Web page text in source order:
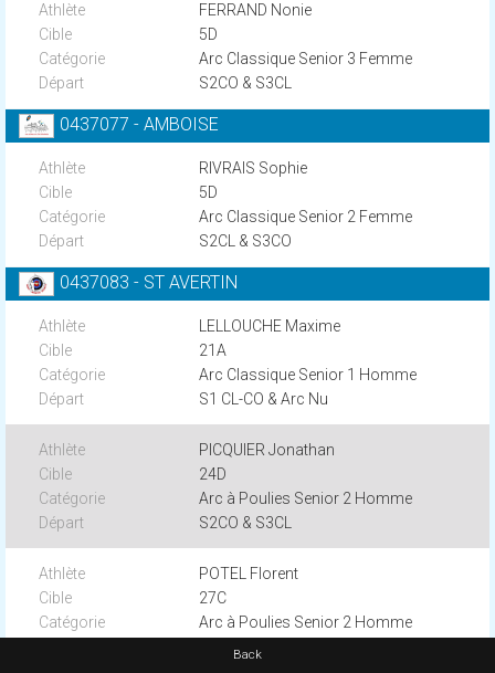
FERRAND Nonie
5D
Arc Classique Senior 3 Femme
S2CO & S3CL
0437077 - AMBOISE
RIVRAIS Sophie
5D
Arc Classique Senior 2 Femme
S2CL & S3CO
0437083 - ST AVERTIN
LELLOUCHE Maxime
21A
Arc Classique Senior 1 Homme
S1 CL-CO & Arc Nu
PICQUIER Jonathan
24D
Arc à Poulies Senior 2 Homme
S2CO & S3CL
POTEL Florent
27C
Arc à Poulies Senior 2 Homme
S2CO & S3CL
Back